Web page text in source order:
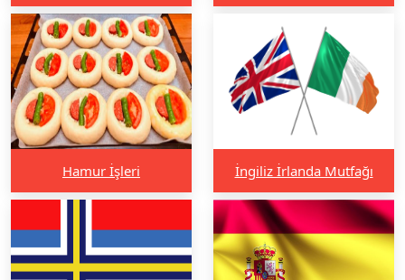
Hamur İşleri İngiliz İrlanda Mutfağı